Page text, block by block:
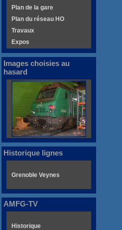
Plan de la gare
Plan du réseau HO
Travaux
Expos
Images choisies au
hasard
Historique lignes
Grenoble Veynes
AMFG-TV
Historique